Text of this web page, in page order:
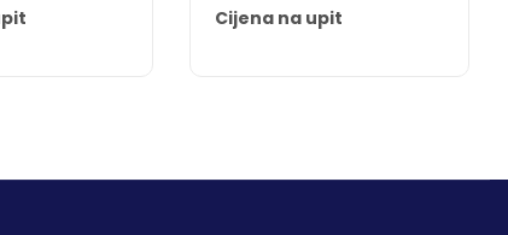
Cijena na upit